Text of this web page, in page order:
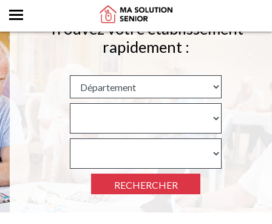
Trouvez votre établissement
rapidement :
RECHERCHER